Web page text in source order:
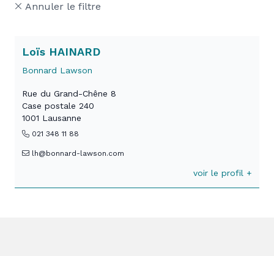
Annuler le filtre
Loïs HAINARD
Bonnard Lawson
Rue du Grand-Chêne 8
Case postale 240
1001 Lausanne
021 348 11 88
lh@bonnard-lawson.com
voir le profil +